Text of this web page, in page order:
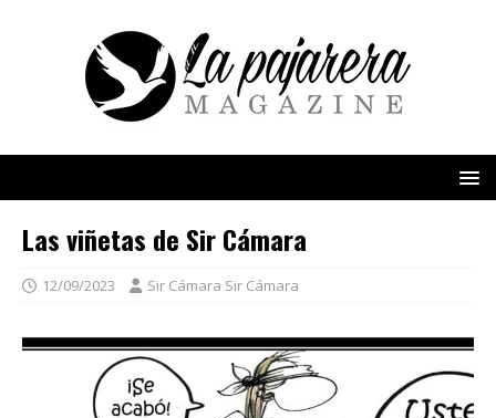
Las viñetas de Sir Cámara
12/09/2023 Sir Cámara Sir Cámara